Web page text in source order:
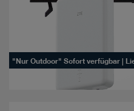
"Nur Outdoor" Sofort verfügbar |